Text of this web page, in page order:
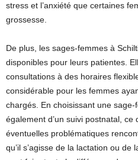
stress et l’anxiété que certaines
grossesse.
De plus, les sages-femmes à
disponibles pour leurs patientes.
consultations à des horaires
considérable pour les femmes
chargés. En choisissant une
également d’un suivi postnatal,
éventuelles problématiques
qu’il s’agisse de la lactation ou